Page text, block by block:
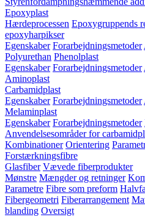
Epoxyplast
Hærdeprocessen Epoxygruppends
epoxyharpikser
Egenskaber Forarbejdningsmetoder
Polyurethan Phenolplast
Egenskaber Forarbejdningsmetoder
Aminoplast
Carbamidplast
Egenskaber Forarbejdningsmetoder
Melaminplast
Egenskaber Forarbejdningsmetoder
Anvendelsesområder for
Kombinationer Orientering
Forstærkningsfibre
Glasfiber Vævede fiberprodukter
Mønstre Mængder og retninger
Parametre Fibre som preform
Fibergeometri Fiberarrangement
blanding Oversigt